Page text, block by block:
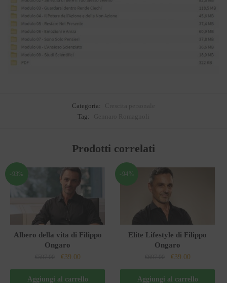
Categoria:
Tag:
Prodotti correlati
-93%
Albero della vita di Filippo
Ongaro
Il
prezzo
originale
€39.00Il
prezzo
attuale
Aggiungi al carrello
-94%
Elite Lifestyle di Filippo
Ongaro
Il
prezzo
originale
€39.00Il
prezzo
attuale
Aggiungi al carrello